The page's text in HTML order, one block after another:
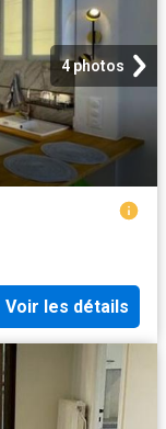
4 photos
Voir les détails